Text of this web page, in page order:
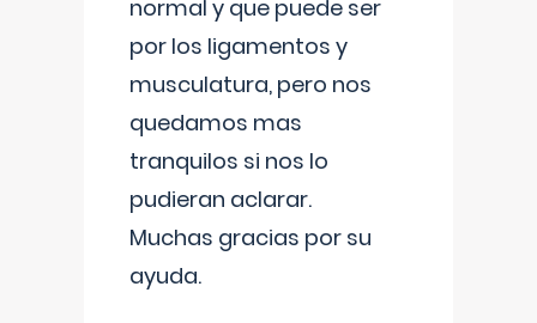
normal y que puede ser
por los ligamentos y
musculatura, pero nos
quedamos mas
tranquilos si nos lo
pudieran aclarar.
Muchas gracias por su
ayuda.